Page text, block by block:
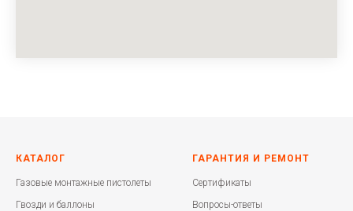
КАТАЛОГ
Газовые монтажные пистолеты
Гвозди и баллоны
ГАРАНТИЯ И РЕМОНТ
Сертификаты
Вопросы-ответы